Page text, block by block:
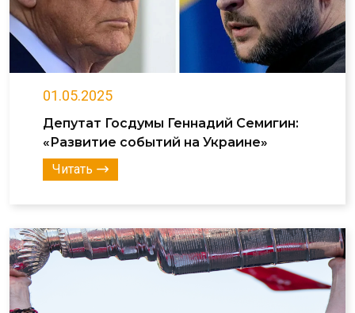
01.05.2025
Депутат Госдумы Геннадий Семигин:
«Развитие событий на Украине»
Читать